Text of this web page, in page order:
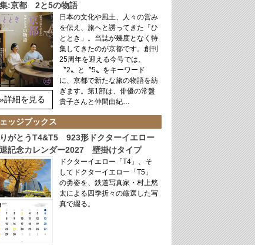
:京都 2と5の物語
»詳細を見る
日本の文化や風土、人々の営み
を伝え、旅へと誘ってきた「ひ
ととき」。当誌が幾度となく特
集してきたのが京都です。創刊
25周年を迎える今号では、
〝2〟と〝5〟をキーワード
に、京都で新たな旅の物語を紡
ぎます。第1部は、俳優の常盤
貴子さんと仲間由紀…
ッジブックス
がとうT4&T5 923形ドクターイエロー
記念カレンダー2027 壁掛けタイプ
ドクターイエロー「T4」、そ
してドクターイエロー「T5」
の勇姿を、鉄道写真家・村上悠
太による四季折々の厳選した写
真で綴る。